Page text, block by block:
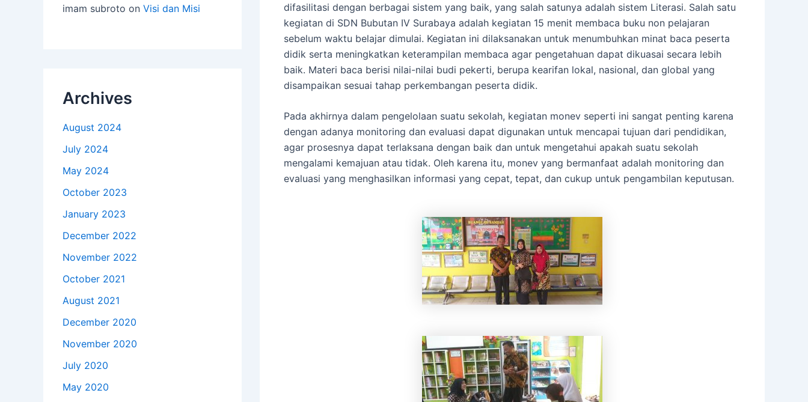
imam subroto on Visi dan Misi
Archives
August 2024
July 2024
May 2024
October 2023
January 2023
December 2022
November 2022
October 2021
August 2021
December 2020
November 2020
July 2020
May 2020
difasilitasi dengan berbagai sistem yang baik, yang salah satunya adalah sistem Literasi. Salah satu
kegiatan di SDN Bubutan IV Surabaya adalah kegiatan 15 menit membaca buku non pelajaran
sebelum waktu belajar dimulai. Kegiatan ini dilaksanakan untuk menumbuhkan minat baca peserta
didik serta meningkatkan keterampilan membaca agar pengetahuan dapat dikuasai secara lebih
baik. Materi baca berisi nilai-nilai budi pekerti, berupa kearifan lokal, nasional, dan global yang
disampaikan sesuai tahap perkembangan peserta didik.
Pada akhirnya dalam pengelolaan suatu sekolah, kegiatan monev seperti ini sangat penting karena
dengan adanya monitoring dan evaluasi dapat digunakan untuk mencapai tujuan dari pendidikan,
agar prosesnya dapat terlaksana dengan baik dan untuk mengetahui apakah suatu sekolah
mengalami kemajuan atau tidak. Oleh karena itu, monev yang bermanfaat adalah monitoring dan
evaluasi yang menghasilkan informasi yang cepat, tepat, dan cukup untuk pengambilan keputusan.